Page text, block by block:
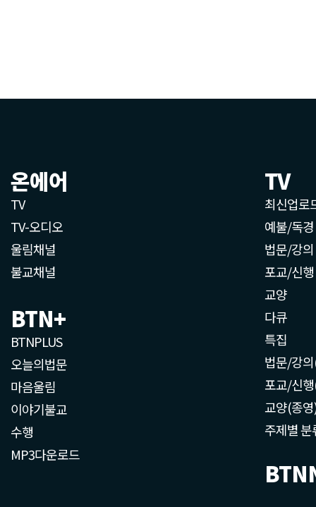
온에어
TV
TV-오디오
울림채널
불교채널
BTN+
BTNPLUS
오늘의법문
마음울림
이야기불교
수행
MP3다운로드
TV
최신업로
예불/독경
법문/강의
포교/신행
교양
다큐
특집
법문/강
포교/신
교양(종
주제별 분